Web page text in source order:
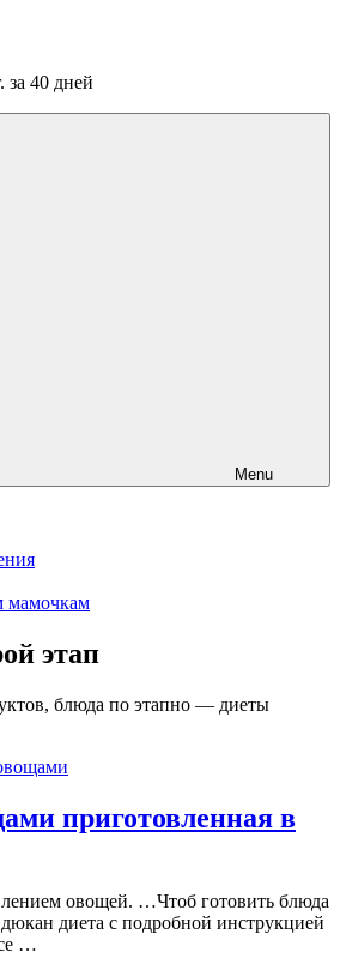
за 40 дней
Menu
мамочкам
этап
блюда по этапно — диеты
приготовленная в
овощей. …Чтоб готовить блюда
диета с подробной инструкцией
…